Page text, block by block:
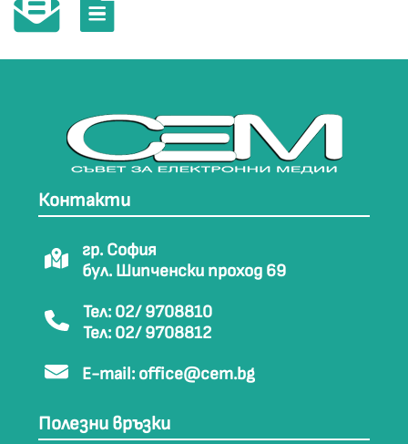
Контакти
гр. София
бул. Шипченски проход 69
Тел: 02/ 9708810
Тел: 02/ 9708812
E-mail: office@cem.bg
Полезни връзки